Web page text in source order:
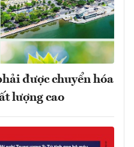
được chuyển hóa
lượng cao